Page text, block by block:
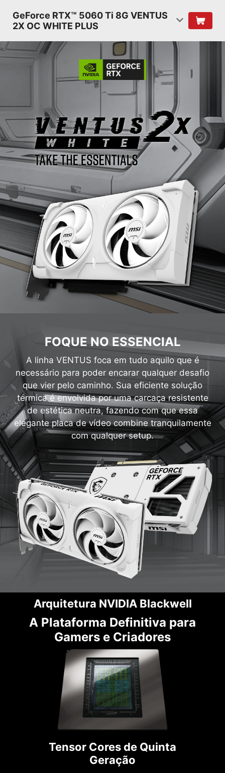
GeForce RTX™ 5060 Ti 8G VENTUS
2X OC WHITE PLUS
FOQUE NO ESSENCIAL
A linha VENTUS foca em tudo aquilo que é
necessário para poder encarar qualquer desafio
que vier pelo caminho. Sua eficiente solução
térmica é envolvida por uma carcaça resistente
de estética neutra, fazendo com que essa
elegante placa de vídeo combine tranquilamente
com qualquer setup.
Arquitetura NVIDIA Blackwell
A Plataforma Definitiva para
Gamers e Criadores
Tensor Cores de Quinta
Geração